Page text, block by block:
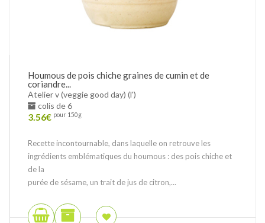
Houmous de pois chiche graines de cumin et de
coriandre...
Atelier v (veggie good day) (l')
colis de 6
3.56€ pour 150g
Recette incontournable, dans laquelle on retrouve les
ingrédients emblématiques du houmous : des pois chiche et
de la
purée de sésame, un trait de jus de citron,...